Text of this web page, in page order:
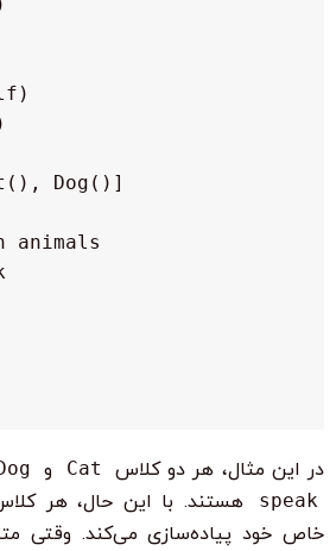
در این مثال، هر دو کلاس Cat و
speak
هستند. با این حال، هر
خاص خود پیاده‌سازی می‌کند. وقتی